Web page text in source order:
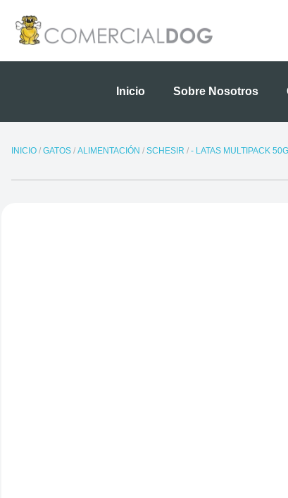
contenido
Inicio Sobre Nosotros
INICIO / GATOS / ALIMENTACIÓN / SCHESIR / - LATAS MULTIPACK 50G